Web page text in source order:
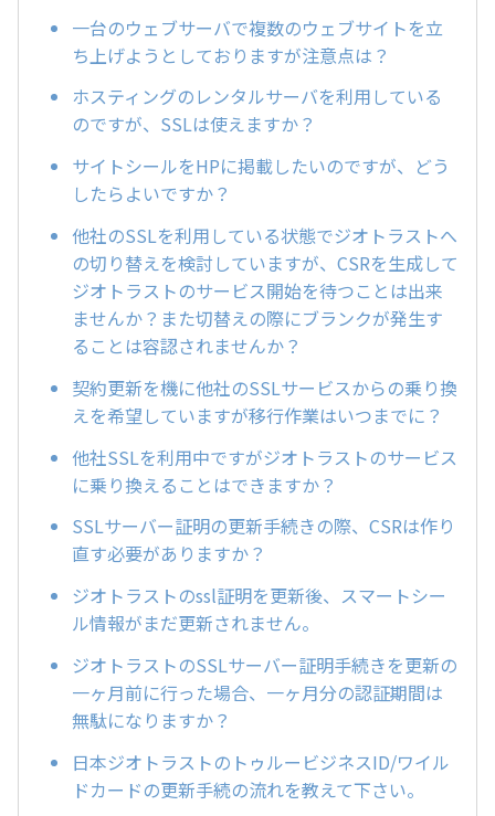
一台のウェブサーバで複数のウェブサイトを立
ち上げようとしておりますが注意点は？
ホスティングのレンタルサーバを利用している
のですが、SSLは使えますか？
サイトシールをHPに掲載したいのですが、どう
したらよいですか？
他社のSSLを利用している状態でジオトラストへ
の切り替えを検討していますが、CSRを生成して
ジオトラストのサービス開始を待つことは出来
ませんか？また切替えの際にブランクが発生す
ることは容認されませんか？
契約更新を機に他社のSSLサービスからの乗り換
えを希望していますが移行作業はいつまでに？
他社SSLを利用中ですがジオトラストのサービス
に乗り換えることはできますか？
SSLサーバー証明の更新手続きの際、CSRは作り
直す必要がありますか？
ジオトラストのssl証明を更新後、スマートシー
ル情報がまだ更新されません。
ジオトラストのSSLサーバー証明手続きを更新の
一ヶ月前に行った場合、一ヶ月分の認証期間は
無駄になりますか？
日本ジオトラストのトゥルービジネスID/ワイル
ドカードの更新手続の流れを教えて下さい。